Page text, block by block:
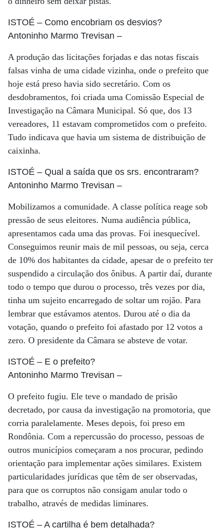
ISTOÉ – Como encobriam os desvios?
Antoninho Marmo Trevisan –
A produção das licitações forjadas e das notas fiscais
falsas vinha de uma cidade vizinha, onde o prefeito que
hoje está preso havia sido secretário. Com os
desdobramentos, foi criada uma Comissão Especial de
Investigação na Câmara Municipal. Só que, dos 13
vereadores, 11 estavam comprometidos com o prefeito.
Tudo indicava que havia um sistema de distribuição de
caixinha.
ISTOÉ – Qual a saída que os srs. encontraram?
Antoninho Marmo Trevisan –
Mobilizamos a comunidade. A classe política reage sob
pressão de seus eleitores. Numa audiência pública,
apresentamos cada uma das provas. Foi inesquecível.
Conseguimos reunir mais de mil pessoas, ou seja, cerca
de 10% dos habitantes da cidade, apesar de o prefeito ter
suspendido a circulação dos ônibus. A partir daí, durante
todo o tempo que durou o processo, três vezes por dia,
tinha um sujeito encarregado de soltar um rojão. Para
lembrar que estávamos atentos. Durou até o dia da
votação, quando o prefeito foi afastado por 12 votos a
zero. O presidente da Câmara se absteve de votar.
ISTOÉ – E o prefeito?
Antoninho Marmo Trevisan –
O prefeito fugiu. Ele teve o mandado de prisão
decretado, por causa da investigação na promotoria, que
corria paralelamente. Meses depois, foi preso em
Rondônia. Com a repercussão do processo, pessoas de
outros municípios começaram a nos procurar, pedindo
orientação para implementar ações similares. Existem
particularidades jurídicas que têm de ser observadas,
para que os corruptos não consigam anular todo o
trabalho, através de medidas liminares.
ISTOÉ – A cartilha é bem detalhada?